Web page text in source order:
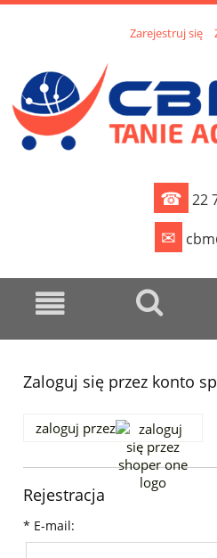
Zarejestruj się
☎ 22
✉
Zaloguj się przez konto
zaloguj przez
Rejestracja
* E-mail: